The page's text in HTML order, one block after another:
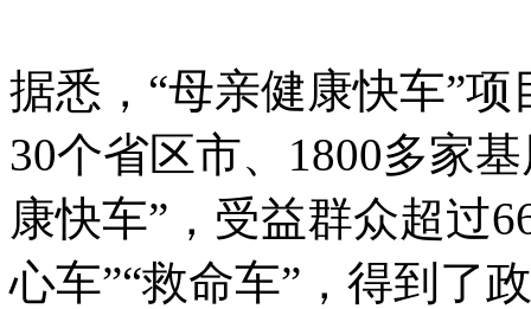
据悉，“母亲健康快车”
30个省区市、1800多家
康快车”，受益群众超过
心车”“救命车”，得到了